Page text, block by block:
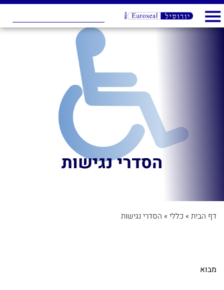
הסדרי נגישות
דף הבית » כללי » הסדרי נגישות
מבוא